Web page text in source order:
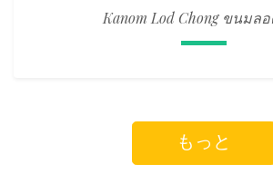
Kanom Lod Chong ขนมล
もっと